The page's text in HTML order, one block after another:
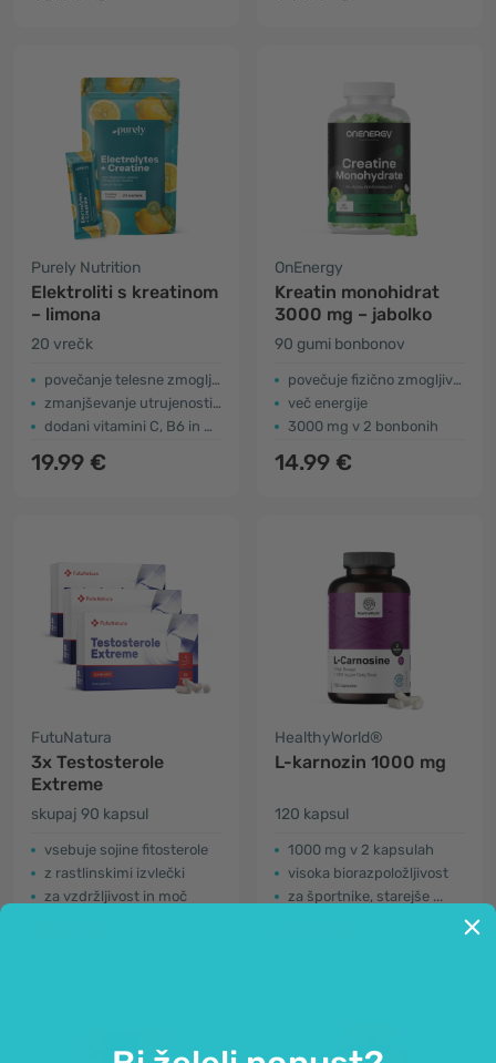
Purely Nutrition
Elektroliti s kreatinom
– limona
20 vrečk
povečanje telesne zmogljivosti
zmanjševanje utrujenosti in izčrpanosti
dodani vitamini C, B6 in B12
19.99 €
OnEnergy
Kreatin monohidrat
3000 mg – jabolko
90 gumi bonbonov
povečuje fizično zmogljivost
več energije
3000 mg v 2 bonbonih
14.99 €
FutuNatura
3x Testosterole
Extreme
skupaj 90 kapsul
vsebuje sojine fitosterole
z rastlinskimi izvlečki
za vzdržljivost in moč
HealthyWorld®
L-karnozin 1000 mg
120 kapsul
1000 mg v 2 kapsulah
visoka biorazpoložljivost
za športnike, starejše ...